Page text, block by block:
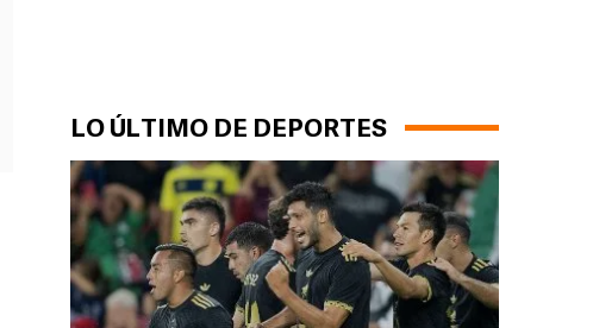
LO ÚLTIMO DE DEPORTES